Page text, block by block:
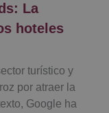
La
hoteles
turístico y
por atraer la
Google ha